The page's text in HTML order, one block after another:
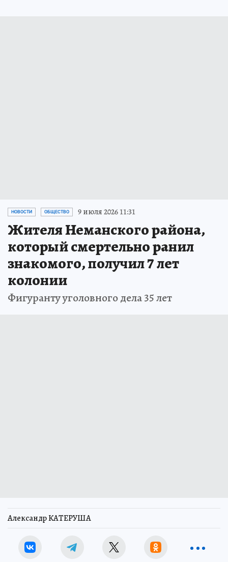
НОВОСТИ ОБЩЕСТВО 9 июля 2026 11:31
Жителя Неманского района,
который смертельно ранил
знакомого, получил 7 лет
колонии
Фигуранту уголовного дела 35 лет
Александр КАТЕРУША